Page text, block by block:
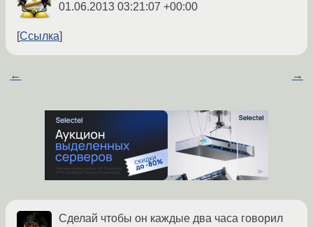
01.06.2013 03:21:07 +00:00
Ссылка
← →
Сделай чтобы он каждые два часа говорил